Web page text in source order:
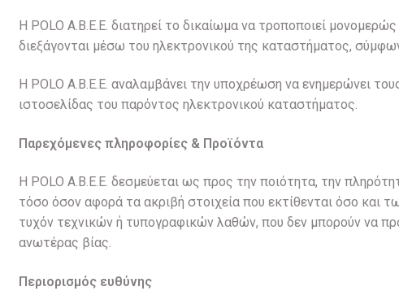
Η POLO A.B.E.E. διατηρεί το δικαίωμα να τροποποιεί
διεξάγονται μέσω του ηλεκτρονικού της καταστήματος,
Η POLO A.B.E.E. αναλαμβάνει την υποχρέωση να ενημερώνει
ιστοσελίδας του παρόντος ηλεκτρονικού καταστήματος.
Παρεχόμενες πληροφορίες & Προϊόντα
H POLO A.B.E.E. δεσμεύεται ως προς την ποιότητα, την
τόσο όσον αφορά τα ακριβή στοιχεία που εκτίθενται όσο και
τυχόν τεχνικών ή τυπογραφικών λαθών, που δεν μπορούν να
ανωτέρας βίας.
Περιορισμός ευθύνης